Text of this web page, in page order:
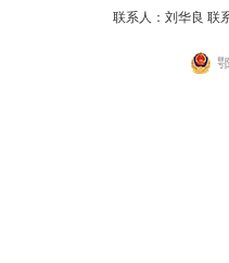
联系人：刘华良 联